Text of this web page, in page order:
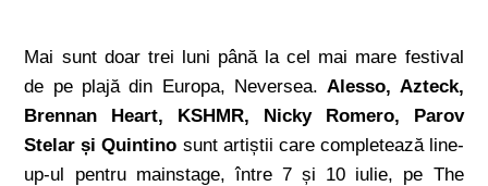
Mai sunt doar trei luni până la cel mai mare festival
de pe plajă din Europa, Neversea.Alesso, Azteck,
Brennan Heart, KSHMR, Nicky Romero, Parov
Stelar și Quintino sunt artiștii care completează line-
up-ul pentru mainstage, între 7 și 10 iulie, pe The